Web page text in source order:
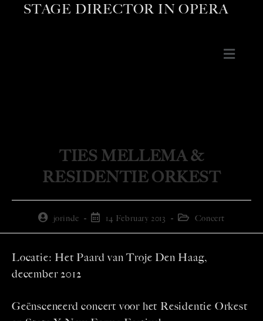
STAGE DIRECTOR IN OPERA
TIES MELLEMA &
RESIDENTIE ORKEST
jorinde 14 February 2013 Concert
Locatie: Het Paard van Troje Den Haag,
december 2012
Geënsceneerd concert voor het Residentie Orkest